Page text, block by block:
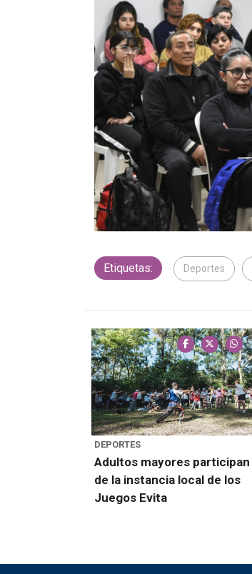
Etiquetas: Deportes
DEPORTES
Adultos mayores participan
de la instancia local de los
Juegos Evita